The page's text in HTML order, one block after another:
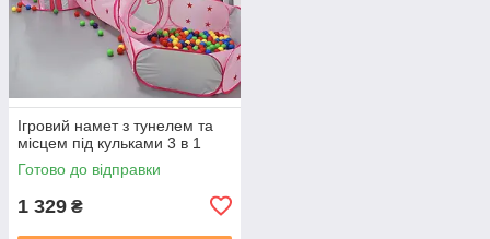
Ігровий намет з тунелем та
місцем під кульками 3 в 1
Готово до відправки
1 329 ₴